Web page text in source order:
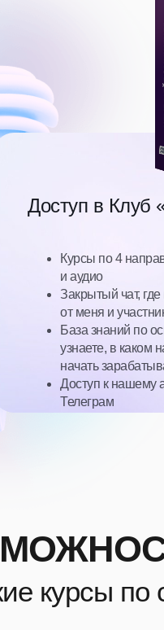
Доступ в Клуб
Курсы по 4
и аудио
Закрытый чат,
от меня и
База знаний по
узнаете, в каком
начать
Доступ к нашему
Телеграм
курсы по